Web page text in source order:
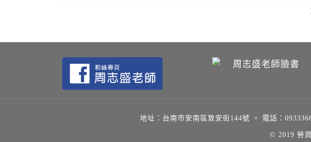
地址：台南市安南區敦安街144號 。 電話：
© 2019 勞